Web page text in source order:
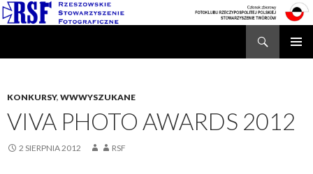
KONKURSY, WWWYSZUKANE
VIVA PHOTO AWARDS 2012
2 SIERPNIA 2012 RSF